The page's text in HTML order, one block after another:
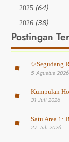
2025 (64)
2026 (38)
Postingan
✨Segudang
5 Agustus 2026
Kumpulan
31 Juli 2026
Satu Area 1:
27 Juli 2026